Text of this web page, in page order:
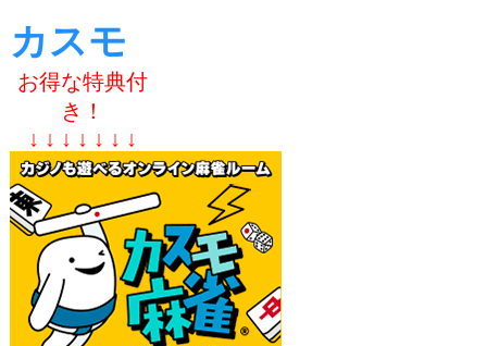
カスモ
お得な特典付
き！
↓ ↓ ↓ ↓ ↓ ↓ ↓